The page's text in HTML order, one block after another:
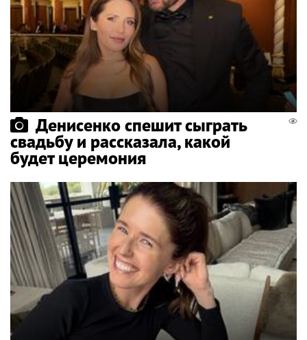
Денисенко спешит сыграть
свадьбу и рассказала, какой
будет церемония